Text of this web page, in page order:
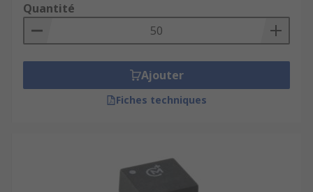
Quantité
Ajouter
Fiches techniques